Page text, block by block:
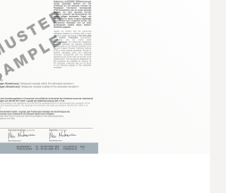
cover (protection
strict cleaning
pharmaceutical
probe for
of two